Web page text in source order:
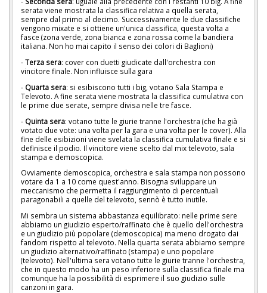
serata viene mostrata la classifica relativa a quella serata,
sempre dal primo al decimo. Successivamente le due classifiche
vengono mixate e si ottiene un'unica classifica, questa volta a
fasce (zona verde, zona bianca e zona rossa come la bandiera
italiana. Non ho mai capito il senso dei colori di Baglioni)
-Terza sera: cover con duetti giudicate dall'orchestra con
vincitore finale. Non influisce sulla gara
- Quarta sera: si esibiscono tutti i big, votano Sala Stampa e
Televoto. A fine serata viene mostrata la classifica cumulativa con
le prime due serate, sempre divisa nelle tre fasce.
- Quinta sera: votano tutte le giurie tranne l'orchestra (che ha già
votato due vote: una volta per la gara e una volta per le cover). Alla
fine delle esibizioni viene svelata la classifica cumulativa finale e si
definisce il podio. Il vincitore viene scelto dal mix televoto, sala
stampa e demoscopica.
Ovviamente demoscopica, orchestra e sala stampa non possono
votare da 1 a 10 come quest'anno. Bisogna sviluppare un
meccanismo che permetta il raggiungimento di percentuali
paragonabili a quelle del televoto, sennò è tutto inutile.
Mi sembra un sistema abbastanza equilibrato: nelle prime sere
abbiamo un giudizio esperto/raffinato che è quello dell'orchestra
e un giudizio più popolare (demoscopica) ma meno drogato dai
fandom rispetto al televoto. Nella quarta serata abbiamo sempre
un giudizio alternativo/raffinato (stampa) e uno popolare
(televoto). Nell'ultima sera votano tutte le giurie tranne l'orchestra,
che in questo modo ha un peso inferiore sulla classifica finale ma
comunque ha la possibilità di esprimere il suo giudizio sulle
canzoni in gara.